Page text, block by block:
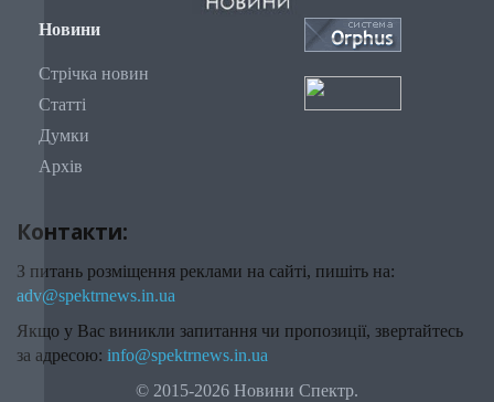
Новини
Стрічка новин
Статті
Думки
Архів
Контакти:
З питань розміщення реклами на сайті, пишіть на:
adv@spektrnews.in.ua
Якщо у Вас виникли запитання чи пропозиції, звертайтесь
за адресою: info@spektrnews.in.ua
© 2015-2026 Новини Спектр.